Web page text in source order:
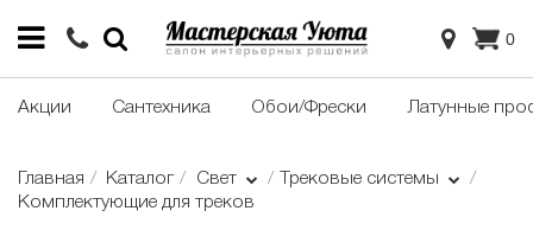
0
Акции Сантехника Обои/Фрески Латунные
Главная Каталог Свет
Трековые системы
Комплектующие для треков